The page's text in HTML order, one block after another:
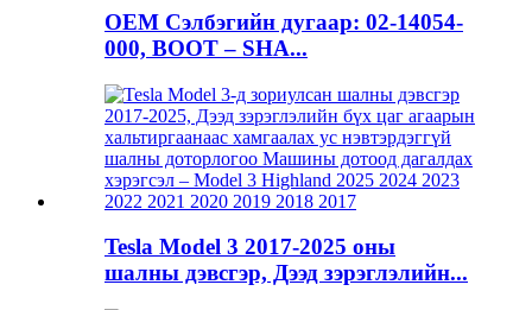
OEM Сэлбэгийн дугаар: 02-14054-
000, BOOT – SHA...
Tesla Model 3 2017-2025 оны
шалны дэвсгэр, Дээд зэрэглэлийн...